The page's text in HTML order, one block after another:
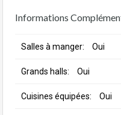
Informations
Salles à manger: Oui
Grands halls: Oui
Cuisines équipées: Oui